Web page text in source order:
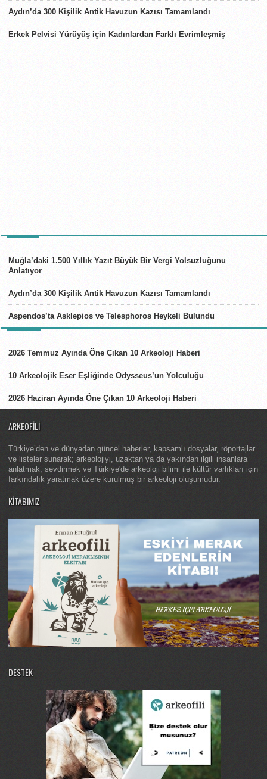
Aydın’da 300 Kişilik Antik Havuzun Kazısı Tamamlandı
Erkek Pelvisi Yürüyüş için Kadınlardan Farklı Evrimleşmiş
Muğla’daki 1.500 Yıllık Yazıt Büyük Bir Vergi Yolsuzluğunu
Anlatıyor
Aydın’da 300 Kişilik Antik Havuzun Kazısı Tamamlandı
Aspendos’ta Asklepios ve Telesphoros Heykeli Bulundu
2026 Temmuz Ayında Öne Çıkan 10 Arkeoloji Haberi
10 Arkeolojik Eser Eşliğinde Odysseus’un Yolculuğu
2026 Haziran Ayında Öne Çıkan 10 Arkeoloji Haberi
ARKEOFILI
Türkiye’den ve dünyadan güncel haberler, kapsamlı dosyalar, röportajlar
ve listeler sunarak; arkeolojiyi, uzaktan ya da yakından ilgili insanlara
anlatmak, sevdirmek ve Türkiye'de arkeoloji bilimi ile kültür varlıkları için
farkındalık yaratmak üzere kurulmuş bir arkeoloji oluşumudur.
KITABIMIZ
DESTEK